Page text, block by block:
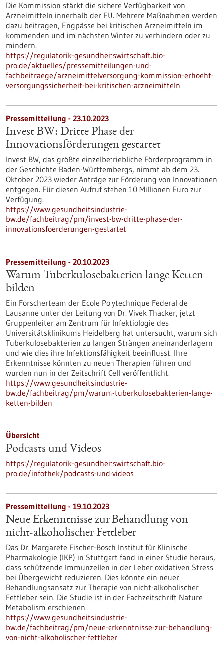
Die Kommission stärkt die sichere Verfügbarkeit von
Arzneimitteln innerhalb der EU. Mehrere Maßnahmen werden
dazu beitragen, Engpässe bei kritischen Arzneimitteln im
kommenden und im nächsten Winter zu verhindern oder zu
mindern.
https://regulatorik-gesundheitswirtschaft.bio-
pro.de/aktuelles/pressemitteilungen-und-
fachbeitraege/arzneimittelversorgung-kommission-erhoeht-
versorgungssicherheit-bei-kritischen-arzneimitteln
Pressemitteilung - 23.10.2023
Invest BW: Dritte Phase der
Innovationsförderungen gestartet
Invest BW, das größte einzelbetriebliche Förderprogramm in
der Geschichte Baden-Württembergs, nimmt ab dem 23.
Oktober 2023 wieder Anträge zur Förderung von Innovationen
entgegen. Für diesen Aufruf stehen 10 Millionen Euro zur
Verfügung.
https://www.gesundheitsindustrie-
bw.de/fachbeitrag/pm/invest-bw-dritte-phase-der-
innovationsfoerderungen-gestartet
Pressemitteilung - 20.10.2023
Warum Tuberkulosebakterien lange Ketten
bilden
Ein Forscherteam der Ecole Polytechnique Federal de
Lausanne unter der Leitung von Dr. Vivek Thacker, jetzt
Gruppenleiter am Zentrum für Infektiologie des
Universitätsklinikums Heidelberg hat untersucht, warum sich
Tuberkulosebakterien zu langen Strängen aneinanderlagern
und wie dies ihre Infektionsfähigkeit beeinflusst. Ihre
Erkenntnisse könnten zu neuen Therapien führen und
wurden nun in der Zeitschrift Cell veröffentlicht.
https://www.gesundheitsindustrie-
bw.de/fachbeitrag/pm/warum-tuberkulosebakterien-lange-
ketten-bilden
Übersicht
Podcasts und Videos
https://regulatorik-gesundheitswirtschaft.bio-
pro.de/infothek/podcasts-und-videos
Pressemitteilung - 19.10.2023
Neue Erkenntnisse zur Behandlung von
nicht-alkoholischer Fettleber
Das Dr. Margarete Fischer-Bosch Institut für Klinische
Pharmakologie (IKP) in Stuttgart fand in einer Studie heraus,
dass schützende Immunzellen in der Leber oxidativen Stress
bei Übergewicht reduzieren. Dies könnte ein neuer
Behandlungsansatz zur Therapie von nicht-alkoholischer
Fettleber sein. Die Studie ist in der Fachzeitschrift Nature
Metabolism erschienen.
https://www.gesundheitsindustrie-
bw.de/fachbeitrag/pm/neue-erkenntnisse-zur-behandlung-
von-nicht-alkoholischer-fettleber